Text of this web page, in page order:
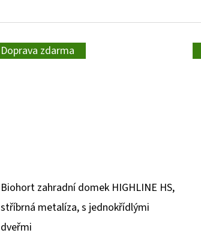
Doprava zdarma
Biohort zahradní domek HIGHLINE HS,
stříbrná metalíza, s jednokřídlými
dveřmi